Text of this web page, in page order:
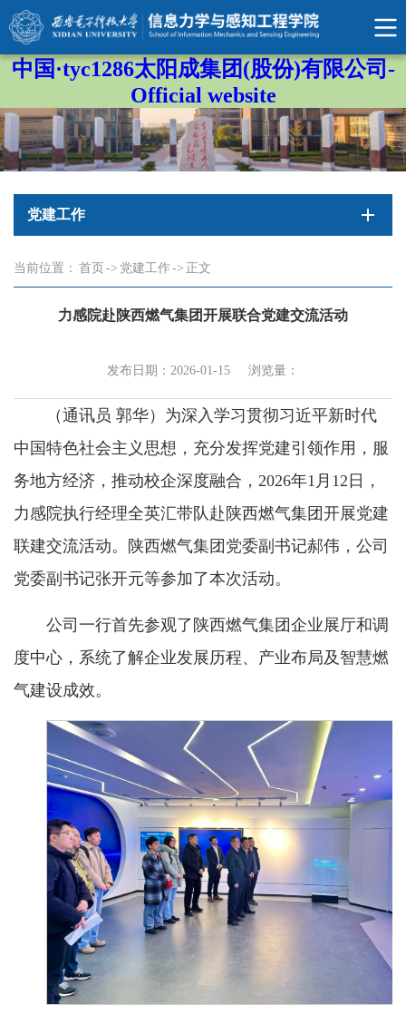
中国·tyc1286太阳成集团(股份)有限公司-
Official website
党建工作
当前位置： 首页 -> 党建工作-> 正文
力感院赴陕西燃气集团开展联合党建交流活动
发布日期：2026-01-15 浏览量：
（通讯员 郭华）为深入学习贯彻习近平新时代
中国特色社会主义思想，充分发挥党建引领作用，服
务地方经济，推动校企深度融合，2026年1月12日，
力感院执行经理全英汇带队赴陕西燃气集团开展党建
联建交流活动。陕西燃气集团党委副书记郝伟，公司
党委副书记张开元等参加了本次活动。
公司一行首先参观了陕西燃气集团企业展厅和调
度中心，系统了解企业发展历程、产业布局及智慧燃
气建设成效。